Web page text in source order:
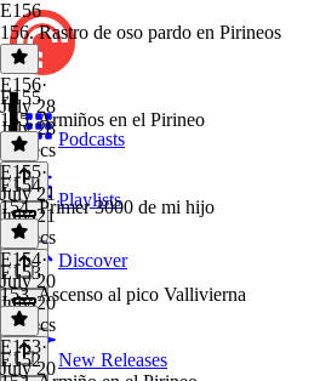
Podcasts
Playlists
Discover
New Releases
E156
156. Rastro de oso pardo en Pirineos
E156·
July 28
July 28
59 secs
E155
155. Armiños en el Pirineo
E155·
July 21
July 21
59 secs
E154
154. Primer 3000 de mi hijo
E154·
July 20
July 20
58 secs
E153
153. Ascenso al pico Vallivierna
E153·
July 20
E152